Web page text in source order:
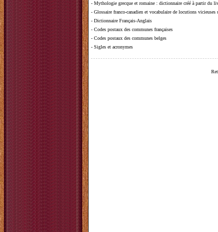
- Mythologie grecque et romaine : dictionnaire créé à partir du
- Glossaire franco-canadien et vocabulaire de locutions vicieuses
- Dictionnaire Français-Anglais
- Codes postaux des communes françaises
- Codes postaux des communes belges
- Sigles et acronymes